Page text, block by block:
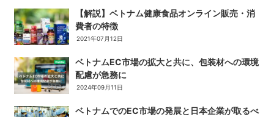
【解説】ベトナム健康食品オンライン販売・消
費者の特徴
2021年07月12日
ベトナムEC市場の拡大と共に、包装材への環境
配慮が急務に
2024年09月11日
ベトナムでのEC市場の発展と日本企業が取るべ